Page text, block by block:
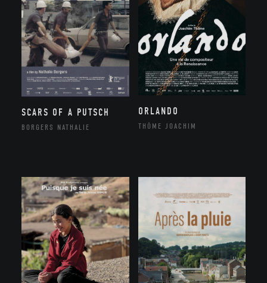
SCARS OF A PUTSCH
BORGERS NATHALIE
ORLANDO
THÔME JOACHIM